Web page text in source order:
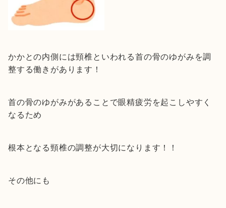
かかとの内側には頸椎といわれる首の骨のゆがみを調
整する働きがあります！
首の骨のゆがみがあることで眼精疲労を起こしやすく
なるため
根本となる頸椎の調整が大切になります！！
その他にも